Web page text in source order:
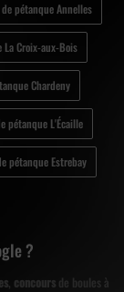
pétanque Annelles
La Croix-aux-Bois
Chardeny
pétanque L'Écaille
pétanque Estrebay
?
, concoursde boules à